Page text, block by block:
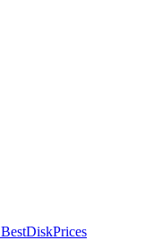
BestDiskPrices